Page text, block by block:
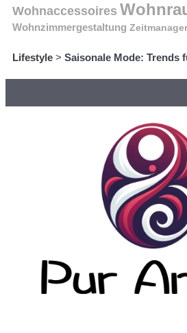
Wohnaccessoires
Wohnzimmergestaltung
Lifestyle > Saisonale Mode: Trends